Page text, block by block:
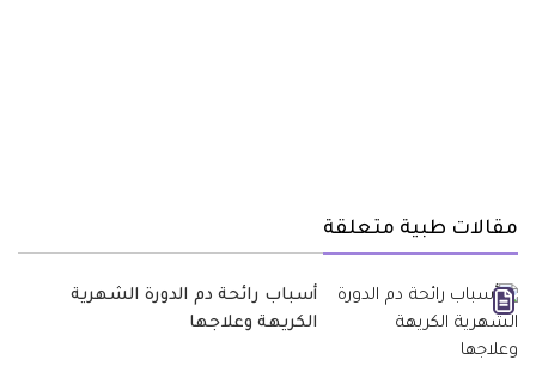
مقالات طبية متعلقة
أسباب رائحة دم الدورة الشهرية
الكريهة وعلاجها